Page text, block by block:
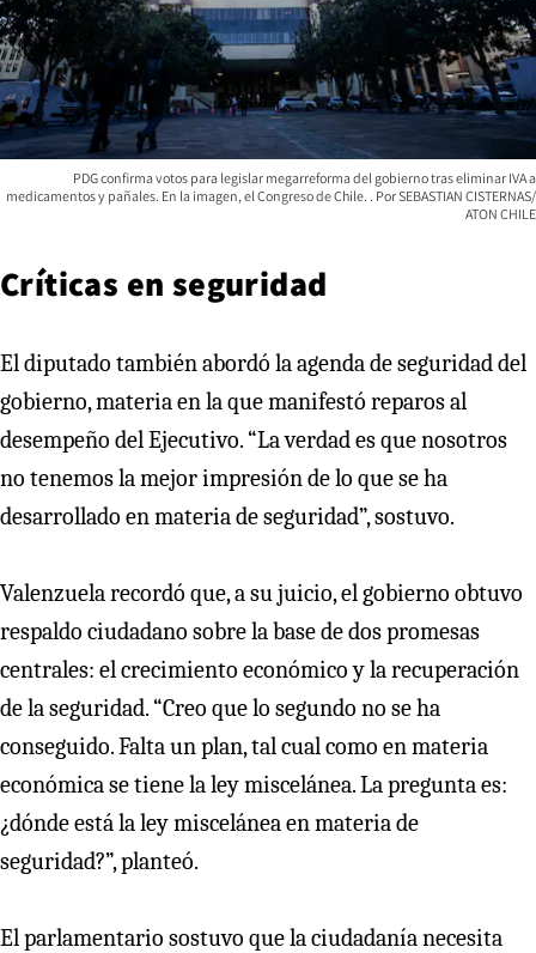
PDG confirma votos para legislar megarreforma del gobierno tras eliminar IVA a
medicamentos y pañales. En la imagen, el Congreso de Chile.
SEBASTIAN CISTERNAS/
ATON CHILE
Críticas en seguridad
El diputado también abordó la agenda de seguridad del
gobierno, materia en la que manifestó reparos al
desempeño del Ejecutivo. “La verdad es que nosotros
no tenemos la mejor impresión de lo que se ha
desarrollado en materia de seguridad”, sostuvo.
Valenzuela recordó que, a su juicio, el gobierno obtuvo
respaldo ciudadano sobre la base de dos promesas
centrales: el crecimiento económico y la recuperación
de la seguridad. “Creo que lo segundo no se ha
conseguido. Falta un plan, tal cual como en materia
económica se tiene la ley miscelánea. La pregunta es:
¿dónde está la ley miscelánea en materia de
seguridad?”, planteó.
El parlamentario sostuvo que la ciudadanía necesita